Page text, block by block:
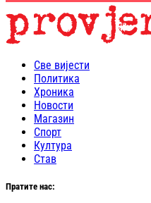
Све вијести
Политика
Хроника
Новости
Магазин
Спорт
Култура
Став
Пратите нас: